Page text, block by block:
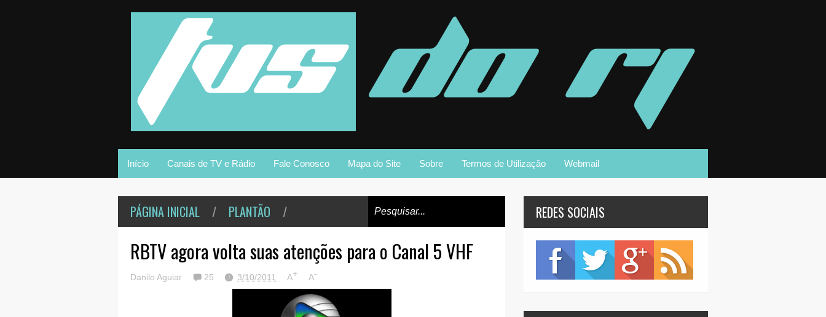
Início Canais de TV e Rádio Fale Conosco Mapa do Site Sobre Termos de Utilização Webmail
PÁGINA INICIAL / PLANTÃO /
RBTV agora volta suas atenções para o Canal 5 VHF
Danilo Aguiar 25 3/10/2011 A+ A-
REDES SOCIAIS